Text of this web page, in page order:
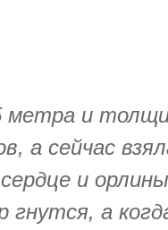
метра и
а сейчас
и
гнутся, а